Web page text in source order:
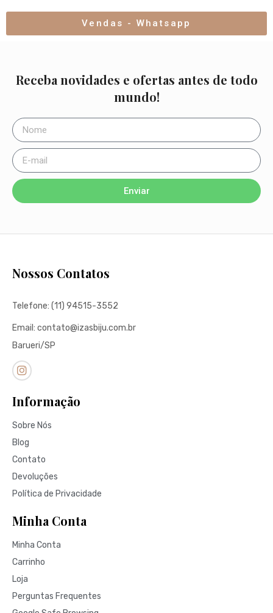
Vendas - Whatsapp
Receba novidades e ofertas antes de todo
mundo!
Enviar
Nossos Contatos
Telefone: (11) 94515-3552
Email: contato@izasbiju.com.br
Barueri/SP
Informação
Sobre Nós
Blog
Contato
Devoluções
Política de Privacidade
Minha Conta
Minha Conta
Carrinho
Loja
Perguntas Frequentes